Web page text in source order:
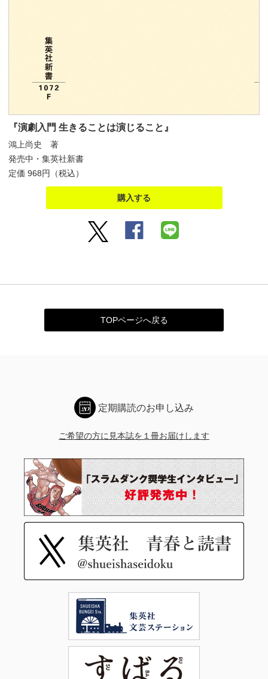
『演劇入門 生きることは演じること』
鴻上尚史 著
発売中・集英社新書
定価 968円（税込）
購入する
TOPページへ戻る
定期購読のお申し込み
ご希望の方に見本誌を１冊お届けします